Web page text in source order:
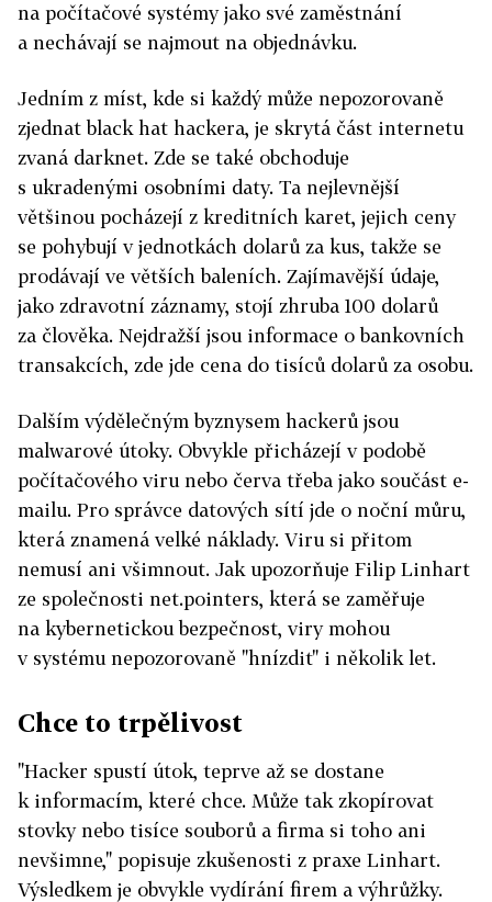
na počítačové systémy jako své zaměstnání
a nechávají se najmout na objednávku.
Jedním z míst, kde si každý může nepozorovaně
zjednat black hat hackera, je skrytá část internetu
zvaná darknet. Zde se také obchoduje
s ukradenými osobními daty. Ta nejlevnější
většinou pocházejí z kreditních karet, jejich ceny
se pohybují v jednotkách dolarů za kus, takže se
prodávají ve větších baleních. Zajímavější údaje,
jako zdravotní záznamy, stojí zhruba 100 dolarů
za člověka. Nejdražší jsou informace o bankovních
transakcích, zde jde cena do tisíců dolarů za osobu.
Dalším výdělečným byznysem hackerů jsou
malwarové útoky. Obvykle přicházejí v podobě
počítačového viru nebo červa třeba jako součást e-
mailu. Pro správce datových sítí jde o noční můru,
která znamená velké náklady. Viru si přitom
nemusí ani všimnout. Jak upozorňuje Filip Linhart
ze společnosti net.pointers, která se zaměřuje
na kybernetickou bezpečnost, viry mohou
v systému nepozorovaně "hnízdit" i několik let.
Chce to trpělivost
"Hacker spustí útok, teprve až se dostane
k informacím, které chce. Může tak zkopírovat
stovky nebo tisíce souborů a firma si toho ani
nevšimne," popisuje zkušenosti z praxe Linhart.
Výsledkem je obvykle vydírání firem a výhrůžky.